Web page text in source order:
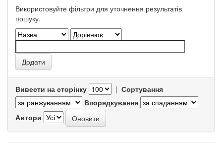
Використовуйте фільтри для уточнення результатів
пошуку.
Вивести на сторінку | Сортування
Впорядкування
Автори